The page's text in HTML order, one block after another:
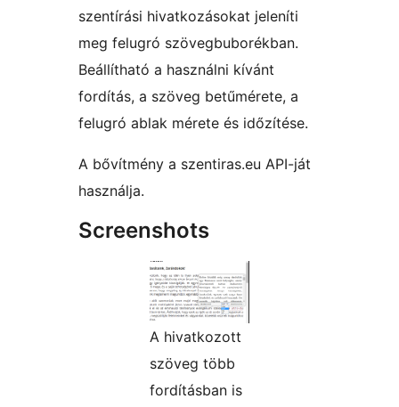
szentírási hivatkozásokat jeleníti
meg felugró szövegbuborékban.
Beállítható a használni kívánt
fordítás, a szöveg betűmérete, a
felugró ablak mérete és időzítése.
A bővítmény a szentiras.eu API-ját
használja.
Screenshots
A hivatkozott
szöveg több
fordításban is